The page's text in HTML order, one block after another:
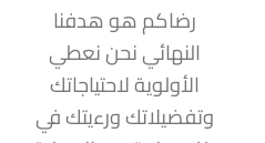
رضاكم هو هدفنا
النهائي نحن نعطي
الأولوية لاحتياجاتك
وتفضيلاتك ورءيتك في